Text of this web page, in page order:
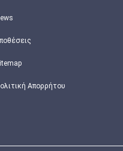
Απορρήτου